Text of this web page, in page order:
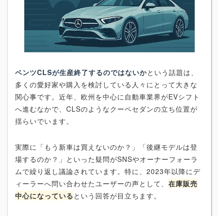
ベンツCLSが生産終了するのではないかという話題は、
多くの愛好家や購入を検討している人々にとって大きな
関心事です。近年、欧州を中心に自動車業界がEVシフト
へ進むなかで、CLSのようなクーペセダンの立ち位置が
揺らいでいます。
実際に「もう新車は買えないのか？」「後継モデルは登
場するのか？」といった疑問がSNSやオーナーフォーラ
ムで繰り返し議論されています。特に、2023年以降にデ
ィーラーへ問い合わせたユーザーの声として、 在庫販売
中心になっている という回答が目立ちます。